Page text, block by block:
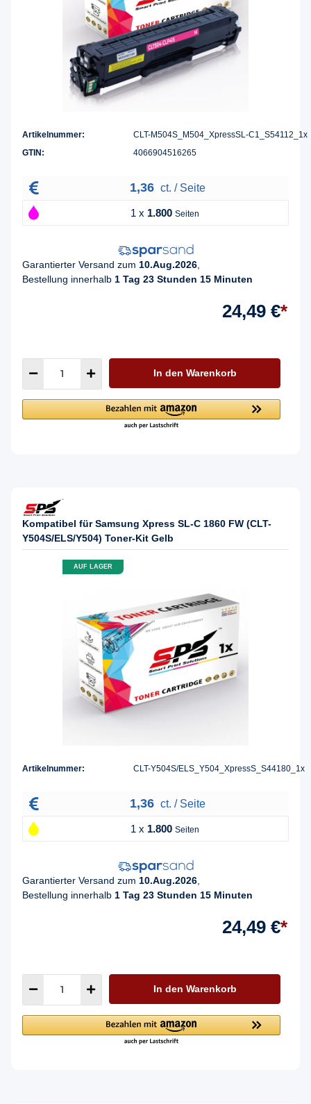
Artikelnummer:
CLT-M504S_M504_XpressSL-C1_S54112_1x
GTIN:
4066904516265
1,36 ct. / Seite
1 x 1.800 Seiten
Garantierter Versand zum 10.Aug.2026
Bestellung innerhalb 1 Tag 23 Stunden 15 Minuten
24,49 €*
In den Warenkorb
Kompatibel für Samsung Xpress SL-C 1860 FW (CLT-
Y504S/ELS/Y504) Toner-Kit Gelb
AUF LAGER
Artikelnummer: CLT-Y504S/ELS_Y504_XpressS_S44180_1x
1,36 ct. / Seite
1 x 1.800 Seiten
Garantierter Versand zum 10.Aug.2026
Bestellung innerhalb 1 Tag 23 Stunden 15 Minuten
24,49 €*
In den Warenkorb